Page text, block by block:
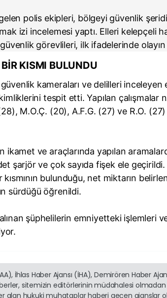
polis ekipleri, bölgeyi güvenlik
izi incelemesi yaptı. Elleri kelepçeli
görevlileri, ilk ifadelerinde olayın
KISMI BULUNDU
kameraları ve delilleri inceleyen
kimliklerini tespit etti. Yapılan
M.O.Ç. (20), A.F.G. (27) ve R.O.
ikamet ve araçlarında yapılan
şarjör ve çok sayıda fişek ele geçirildi.
kısmının bulunduğu, net miktarın
sürdüğü öğrenildi.
şüphelilerin emniyetteki işlemleri
İhlas Haber Ajansı (İHA), Demirören Haber
sitemizin editörlerinin müdahalesi olmadan
alan hukuki muhataplar haberi geçen ajanslar